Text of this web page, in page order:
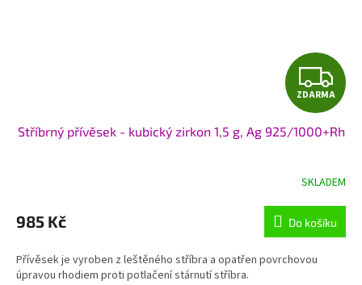
Z
D
A
R
M
A
ZDARMA
Stříbrný přívěsek - kubický zirkon 1,5 g, Ag 925/1000+Rh
SKLADEM
985 Kč Do košíku
Přívěsek je vyroben z leštěného stříbra a opatřen povrchovou
úpravou rhodiem proti potlačení stárnutí stříbra.